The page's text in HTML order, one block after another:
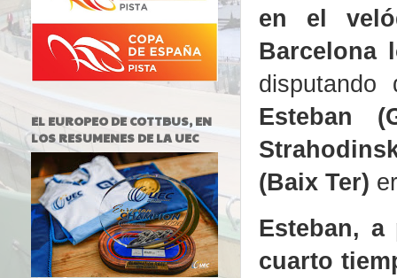
en el
Barcelona
Esteban
(Baix Ter)
Esteban,
cuarto
EL EUROPEO DE COTTBUS, EN
LOS RESUMENES DE LA UEC